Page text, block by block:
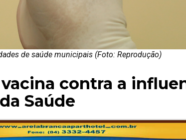
de saúde municipais (Foto: Reprodução)
contra a
Saúde